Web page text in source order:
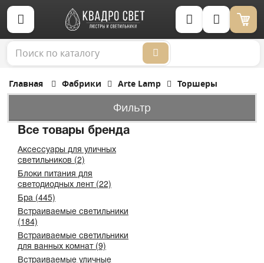
Корзина (0)
Главная Фабрики Arte Lamp Торшеры
Фильтр
Все товары бренда
Аксессуары для уличных
светильников (2)
Блоки питания для
светодиодных лент (22)
Бра (445)
Встраиваемые светильники
(184)
Встраиваемые светильники
для ванных комнат (9)
Встраиваемые уличные